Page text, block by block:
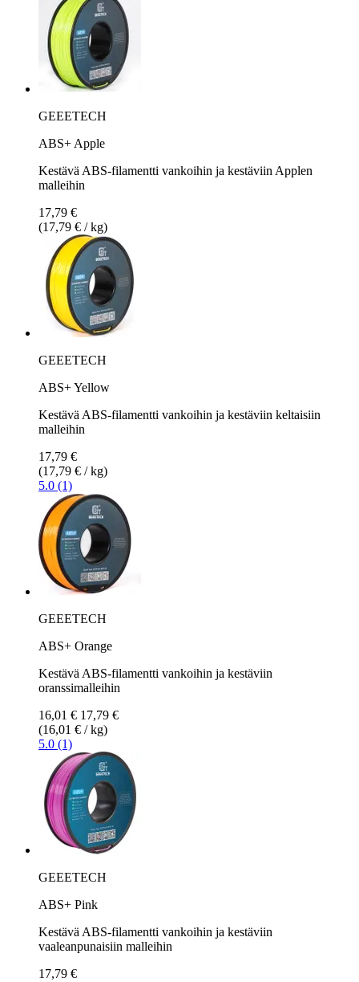
GEEETECH
ABS+ Apple
Kestävä ABS-filamentti vankoihin ja kestäviin Applen
malleihin
17,79 €
(17,79 € / kg)
GEEETECH
ABS+ Yellow
Kestävä ABS-filamentti vankoihin ja kestäviin keltaisiin
malleihin
17,79 €
(17,79 € / kg)
5.0 (1)
GEEETECH
ABS+ Orange
Kestävä ABS-filamentti vankoihin ja kestäviin
oranssimalleihin
16,01 € 17,79 €
(16,01 € / kg)
5.0 (1)
GEEETECH
ABS+ Pink
Kestävä ABS-filamentti vankoihin ja kestäviin
vaaleanpunaisiin malleihin
17,79 €